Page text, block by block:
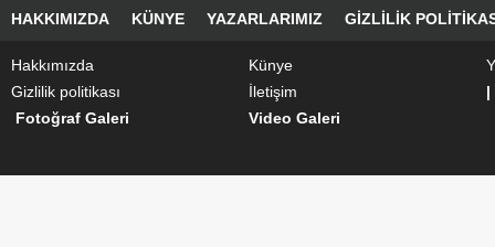
HAKKIMIZDA KÜNYE YAZARLARIMIZ GIZLILIK
Hakkımızda Künye
Gizlilik politikası
İletişim
|
Fotoğraf Galeri
Video Galeri